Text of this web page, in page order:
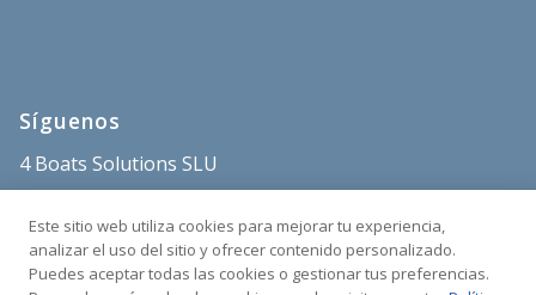
Síguenos
4 Boats Solutions SLU
+34 682 515 671
Sant Carles Marina
Este sitio web utiliza cookies para mejorar tu experiencia,
analizar el uso del sitio y ofrecer contenido personalizado.
Puedes aceptar todas las cookies o gestionar tus preferencias.